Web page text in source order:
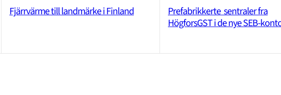
Fjärrvärme till landmärke i Finland
Prefabrikkerte ­­ sentraler fra
HögforsGST i de nye SEB-